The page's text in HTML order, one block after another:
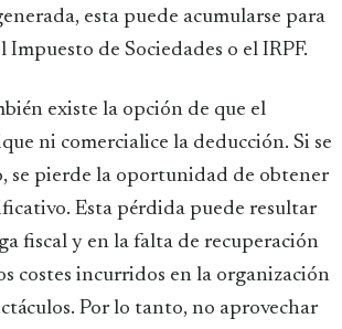
esta puede acumularse para
Impuesto de Sociedades o el IRPF.
existe la opción de que el
ni comercialice la deducción. Si se
se pierde la oportunidad de obtener
Esta pérdida puede resultar
fiscal y en la falta de recuperación
costes incurridos en la organización
Por lo tanto, no aprovechar